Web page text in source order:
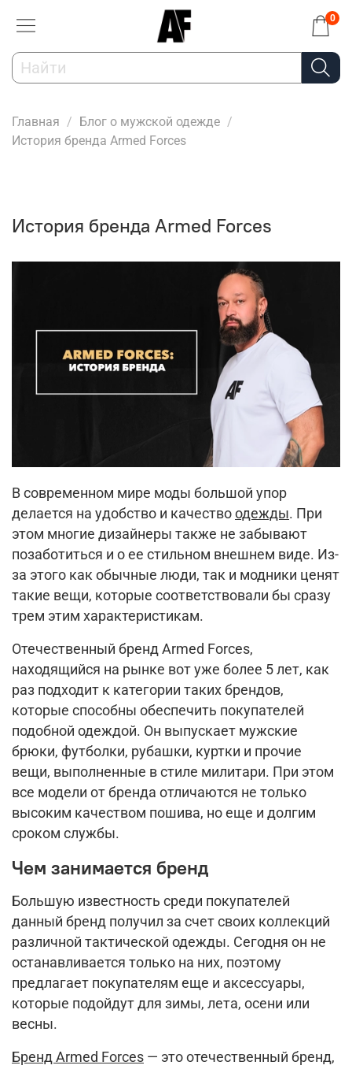
0
Главная
Блог о мужской одежде
История бренда Armed Forces
История бренда Armed Forces
В современном мире моды большой упор
делается на удобство и качество одежды. При
этом многие дизайнеры также не забывают
позаботиться и о ее стильном внешнем виде. Из-
за этого как обычные люди, так и модники ценят
такие вещи, которые соответствовали бы сразу
трем этим характеристикам.
Отечественный бренд Armed Forces,
находящийся на рынке вот уже более 5 лет, как
раз подходит к категории таких брендов,
которые способны обеспечить покупателей
подобной одеждой. Он выпускает мужские
брюки, футболки, рубашки, куртки и прочие
вещи, выполненные в стиле милитари. При этом
все модели от бренда отличаются не только
высоким качеством пошива, но еще и долгим
сроком службы.
Чем занимается бренд
Большую известность среди покупателей
данный бренд получил за счет своих коллекций
различной тактической одежды. Сегодня он не
останавливается только на них, поэтому
предлагает покупателям еще и аксессуары,
которые подойдут для зимы, лета, осени или
весны.
Бренд Armed Forces — это отечественный бренд,